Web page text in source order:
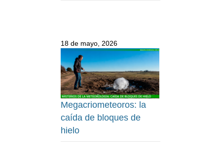
18 de mayo, 2026
Megacriometeoros: la
caída de bloques de
hielo